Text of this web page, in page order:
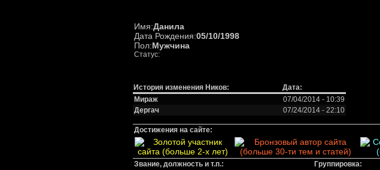
Имя:Данила
Дата Рождения:05/10/1998
Пол:Мужчина
Статус:
История изменения Ников:
Дата:
Мираж
07/04/2014 - 10:39
Дергач
07/24/2014 - 22:10
Достижения на сайте:
Звание, должность и т.п.: Группировка: